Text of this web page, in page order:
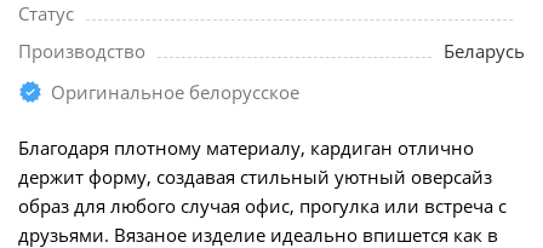
Статус
Производство
Беларусь
Оригинальное белорусское
Благодаря плотному материалу, кардиган отлично
держит форму, создавая стильный уютный оверсайз
образ для любого случая офис, прогулка или встреча с
друзьями. Вязаное изделие идеально впишется как в